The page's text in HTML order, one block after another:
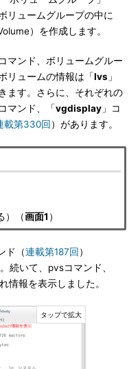
リュームグループの中に
）を作成します。
マンド、ボリュームグルー
リュームの情報は「lvs 」
ます。さらに、それぞれの
マンド、「vgdisplay 」コ
載第330回 ）があります。
）（画面1 ）
ド（連載第187回 ）
続いて、pvsコマンド、
情報を表示しました。